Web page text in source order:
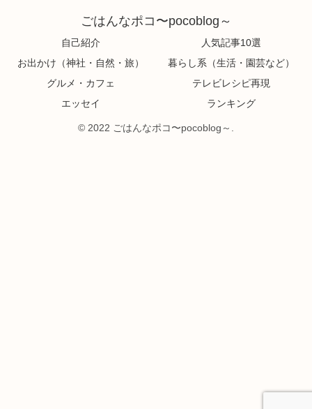
ごはんなポコ〜pocoblog～
自己紹介
人気記事10選
お出かけ（神社・自然・旅）
暮らし系（生活・園芸など）
グルメ・カフェ
テレビレシピ再現
エッセイ
ランキング
© 2022 ごはんなポコ〜pocoblog～.